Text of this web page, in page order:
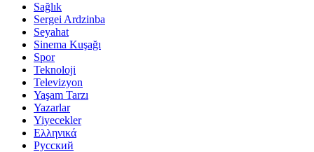
Sağlık
Sergei Ardzinba
Seyahat
Sinema Kuşağı
Spor
Teknoloji
Televizyon
Yaşam Tarzı
Yazarlar
Yiyecekler
Ελληνικά
Русский